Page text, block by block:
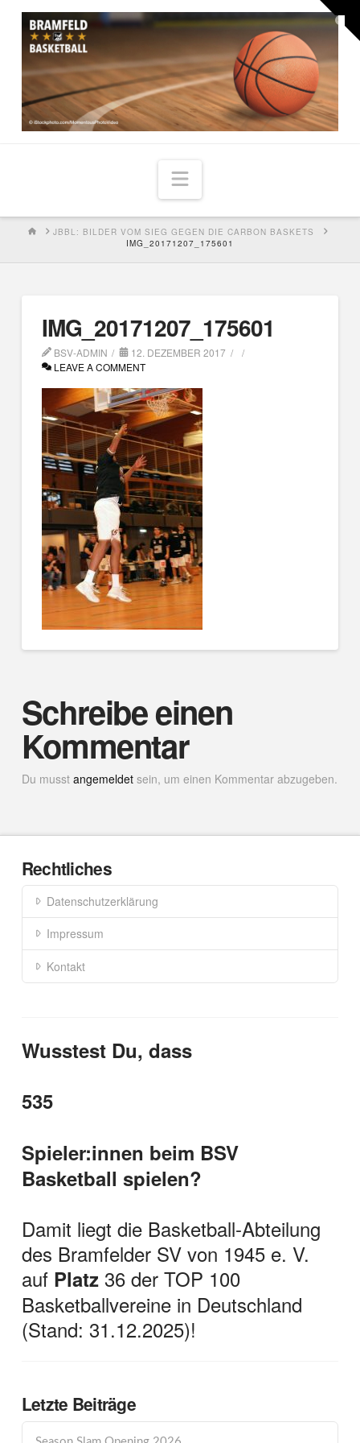
Navigation
HOMEJBBL: BILDER VOM SIEG GEGEN DIE CARBON BASKETS
IMG_20171207_175601
IMG_20171207_175601
BSV-ADMIN
12. DEZEMBER 2017
LEAVE A COMMENT
Schreibe einen
Kommentar
Du musst angemeldetsein, um einen Kommentar abzugeben.
Rechtliches
Datenschutzerklärung
Impressum
Kontakt
Wusstest Du, dass
535
Spieler:innen beim BSV
Basketball spielen?
Damit liegt die Basketball-Abteilung
des Bramfelder SV von 1945 e. V.
auf Platz 36 der TOP 100
Basketballvereine in Deutschland
(Stand: 31.12.2025)!
Letzte Beiträge
the